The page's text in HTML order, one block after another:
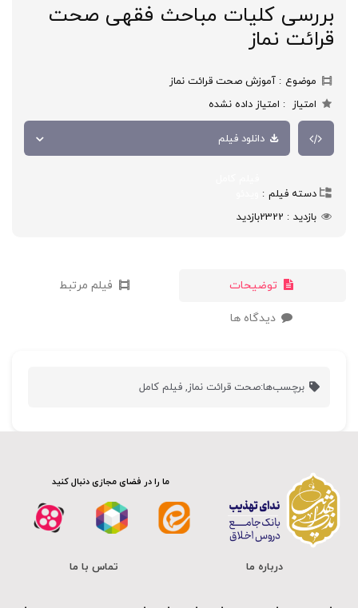
بررسی کلیات مباحث فقهی صحت
قرائت نماز
موضوع
آموزش صحت قرائت نماز
امتیاز
امتیاز داده نشده
دانلود فیلم
دسته فیلم
بازدید
2322بازدید
توضیحات فیلم مرتبط
دیدگاه ها
برچسب‌ها:صحت قرائت نماز,فیلم کامل
ما را در فضای مجازی دنبال کنید
درباره ما تماس با ما